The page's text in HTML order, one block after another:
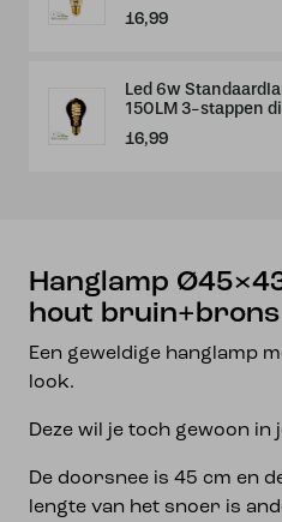
16,99
Led 6w
150LM 3-stappen
16,99
Hanglamp
hout bruin+brons
Een geweldige hanglamp
look.
Deze wil je toch gewoon in
De doorsnee is 45 cm en
lengte van het snoer is